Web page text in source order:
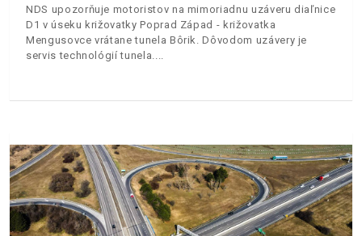
NDS upozorňuje motoristov na mimoriadnu uzáveru diaľnice
D1 v úseku križovatky Poprad Západ - križovatka
Mengusovce vrátane tunela Bôrik. Dôvodom uzávery je
servis technológií tunela.